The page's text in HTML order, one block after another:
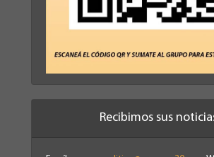
Recibimos sus